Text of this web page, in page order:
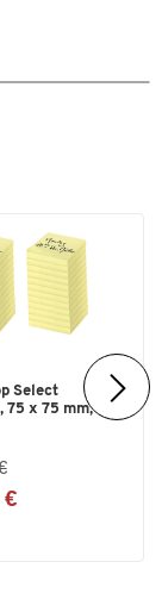
Select
x 75 mm, 100
€